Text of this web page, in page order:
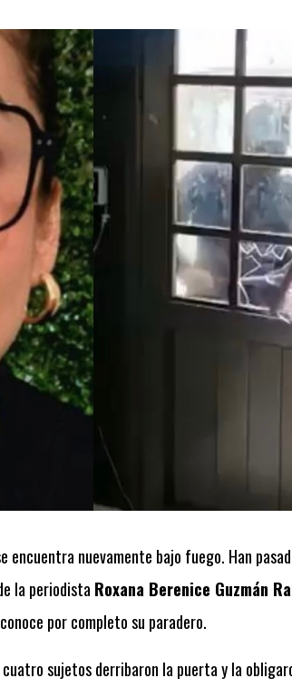
nuevamente bajo fuego. Han
la periodista Roxana Berenice Guzmán
por completo su paradero.
sujetos derribaron la puerta y la